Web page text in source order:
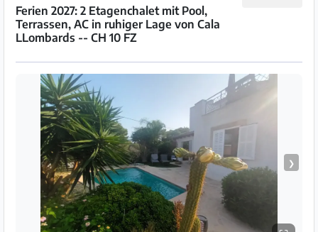
FAQ
Ferien 2027: 2 Etagenchalet mit Pool,
Terrassen, AC in ruhiger Lage von Cala
LLombards -- CH 10 FZ
❯